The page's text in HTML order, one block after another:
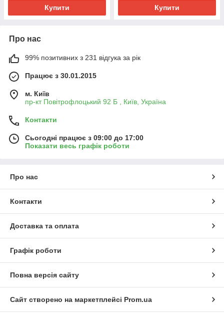
Купити Купити
Про нас
99% позитивних з 231 відгука за рік
Працює з 30.01.2015
м. Київ
пр-кт Повітрофлоцький 92 Б , Київ, Україна
Контакти
Сьогодні працює з 09:00 до 17:00
Показати весь графік роботи
Про нас
Контакти
Доставка та оплата
Графік роботи
Повна версія сайту
Сайт створено на маркетплейсі Prom.ua